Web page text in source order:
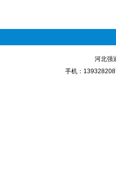
河北强
手机：